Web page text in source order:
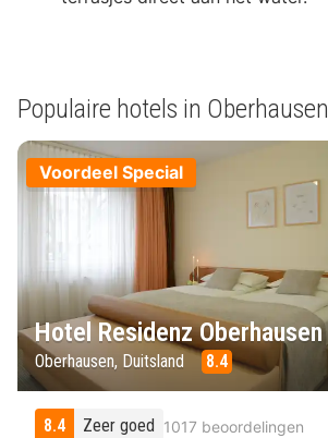
Populaire hotels in Oberhausen
Voordeel Special
Hotel Residenz Oberhausen
Oberhausen, Duitsland 8.4
8.4 Zeer goed 1017 beoordelingen